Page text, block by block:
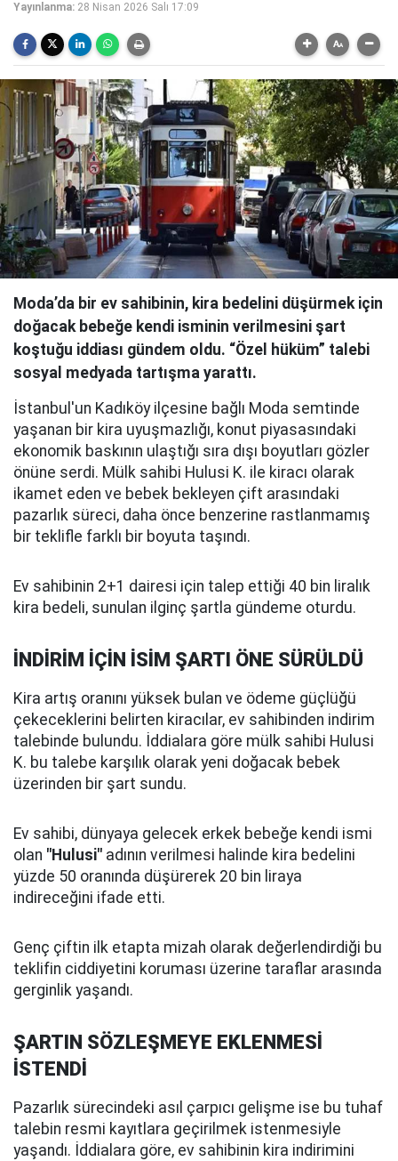
Yayınlanma: 28 Nisan 2026 Salı 17:09
Moda’da bir ev sahibinin, kira bedelini düşürmek için
doğacak bebeğe kendi isminin verilmesini şart
koştuğu iddiası gündem oldu. “Özel hüküm” talebi
sosyal medyada tartışma yarattı.
İstanbul'un Kadıköy ilçesine bağlı Moda semtinde
yaşanan bir kira uyuşmazlığı, konut piyasasındaki
ekonomik baskının ulaştığı sıra dışı boyutları gözler
önüne serdi. Mülk sahibi Hulusi K. ile kiracı olarak
ikamet eden ve bebek bekleyen çift arasındaki
pazarlık süreci, daha önce benzerine rastlanmamış
bir teklifle farklı bir boyuta taşındı.
Ev sahibinin 2+1 dairesi için talep ettiği 40 bin liralık
kira bedeli, sunulan ilginç şartla gündeme oturdu.
İNDİRİM İÇİN İSİM ŞARTI ÖNE SÜRÜLDÜ
Kira artış oranını yüksek bulan ve ödeme güçlüğü
çekeceklerini belirten kiracılar, ev sahibinden indirim
talebinde bulundu. İddialara göre mülk sahibi Hulusi
K. bu talebe karşılık olarak yeni doğacak bebek
üzerinden bir şart sundu.
Ev sahibi, dünyaya gelecek erkek bebeğe kendi ismi
olan "Hulusi" adının verilmesi halinde kira bedelini
yüzde 50 oranında düşürerek 20 bin liraya
indireceğini ifade etti.
Genç çiftin ilk etapta mizah olarak değerlendirdiği bu
teklifin ciddiyetini koruması üzerine taraflar arasında
gerginlik yaşandı.
ŞARTIN SÖZLEŞMEYE EKLENMESİ
İSTENDİ
Pazarlık sürecindeki asıl çarpıcı gelişme ise bu tuhaf
talebin resmi kayıtlara geçirilmek istenmesiyle
yaşandı. İddialara göre, ev sahibinin kira indirimini